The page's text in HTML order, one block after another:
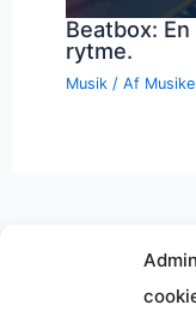
Beatbox:
rytme.
Musik / Af